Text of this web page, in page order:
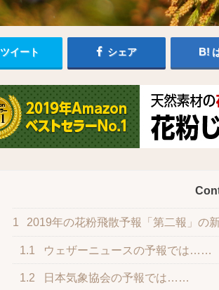
ツイート シェア
1 2019年の花粉飛散予報「第二報」の
1.1 ウェザーニュースの予報では……
1.2 日本気象協会の予報では……